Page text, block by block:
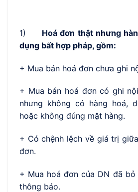
1) Hoá đơn thật nhưng
dụng bất hợp pháp, gồm:
+ Mua bán hoá đơn chưa ghi
+ Mua bán hoá đơn có ghi
nhưng không có hàng hoá,
hoặc không đúng mặt hàng.
+ Có chệnh lệch về giá trị
đơn.
+ Mua hoá đơn của DN đã
thông báo.